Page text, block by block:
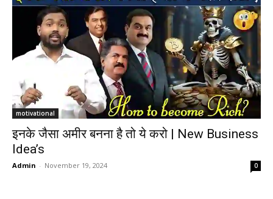
motivational
इनके जैसा अमीर बनना है तो ये करो | New Business
Idea’s
Admin - November 19, 2024 0